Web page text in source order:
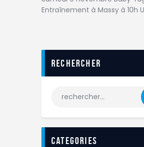
Entraînement à Massy à 10h
Rechercher
categories